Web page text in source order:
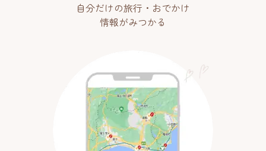
自分だけの旅行・おでかけ
情報がみつかる